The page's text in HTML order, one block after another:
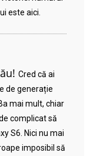
este aici.
Cred că ai
de generație
mai mult, chiar
complicat să
S6. Nici nu mai
imposibil să